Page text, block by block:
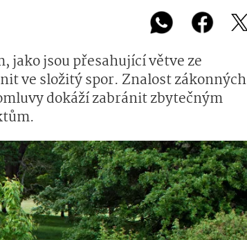
jako jsou přesahující větve ze
ve složitý spor. Znalost zákonných
dokáží zabránit zbytečným